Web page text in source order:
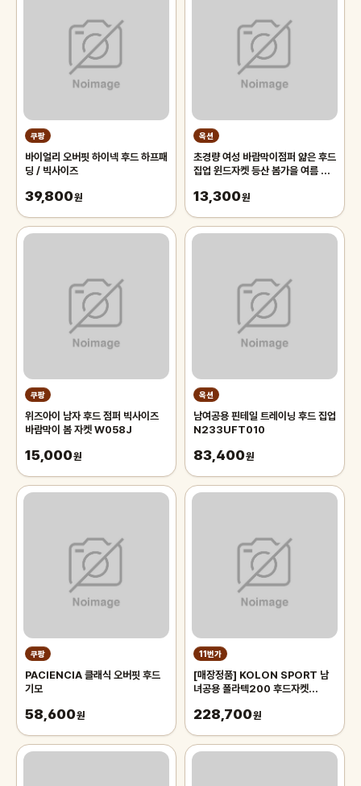
쿠팡
바이얼리 오버핏 하이넥 후드 하프패
딩 / 빅사이즈
39,800원
옥션
초경량 여성 바람막이점퍼 얇은 후드
집업 윈드자켓 등산 봄가을 여름 여
13,300원
쿠팡
위즈아이 남자 후드 점퍼 빅사이즈
바람막이 봄 자켓 W058J
15,000원
옥션
남여공용 핀테일 트레이닝 후드 집업
N233UFT010
83,400원
쿠팡
PACIENCIA 클래식 오버핏 후드
기모
58,600원
11번가
[매장정품] KOLON SPORT 남
녀공용 폴라텍200 후드자켓
228,700원